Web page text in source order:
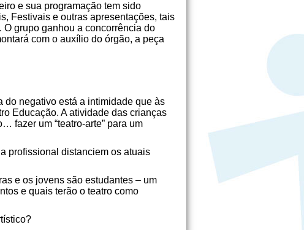
e sua programação tem sido
Festivais e outras apresentações, tais
O grupo ganhou a concorrência do
com o auxílio do órgão, a peça
negativo está a intimidade que às
Educação. A atividade das crianças
fazer um “teatro-arte” para um
profissional distanciem os atuais
e os jovens são estudantes – um
e quais terão o teatro como